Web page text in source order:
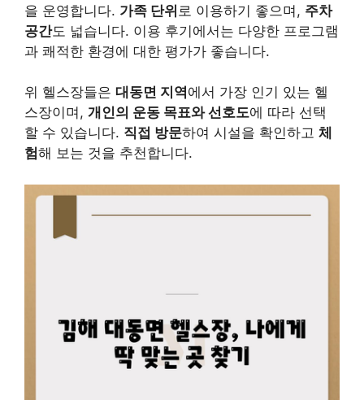
을 운영합니다. 가족 단위 로 이용하기 좋으며, 주차
공간도 넓습니다. 이용 후기에서는 다양한 프로그램
과 쾌적한 환경에 대한 평가가 좋습니다.
위 헬스장들은 대동면 지역에서 가장 인기 있는 헬
스장이며, 개인의 운동 목표와 선호도에 따라 선택
할 수 있습니다. 직접 방문하여 시설을 확인하고 체
험해 보는 것을 추천합니다.